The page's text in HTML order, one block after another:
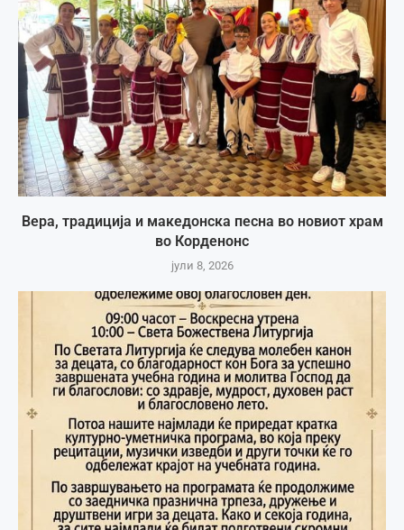
Вера, традиција и македонска песна во новиот храм
во Корденонс
јули 8, 2026